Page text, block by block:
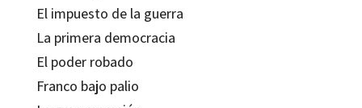
El impuesto de la guerra
La primera democracia
El poder robado
Franco bajo palio